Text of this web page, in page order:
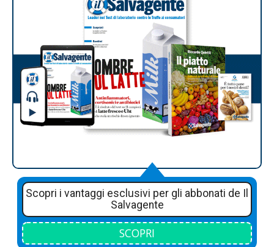
Scopri i vantaggi esclusivi per gli abbonati de Il
Salvagente
SCOPRI